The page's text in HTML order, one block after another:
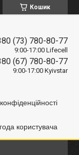
Кошик
(73) 780-80-77
9:00-17:00 Lifecell
(67) 780-80-77
9:00-17:00 Kyivstar
користувача